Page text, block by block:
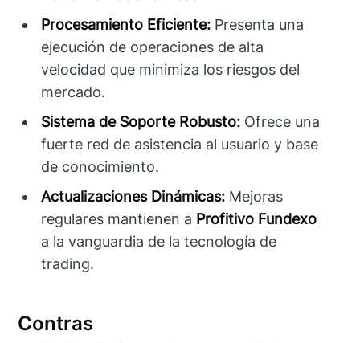
Procesamiento Eficiente: Presenta una
ejecución de operaciones de alta
velocidad que minimiza los riesgos del
mercado.
Sistema de Soporte Robusto: Ofrece una
fuerte red de asistencia al usuario y base
de conocimiento.
Actualizaciones Dinámicas: Mejoras
regulares mantienen a Profitivo Fundexo
a la vanguardia de la tecnología de
trading.
Contras